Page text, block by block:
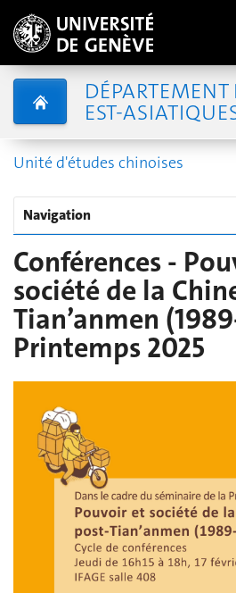
DÉPARTEMENT
EST-
Unité d'études chinoises
Navigation
Conférences -
société de la
Tian’anmen
Printemps 2025